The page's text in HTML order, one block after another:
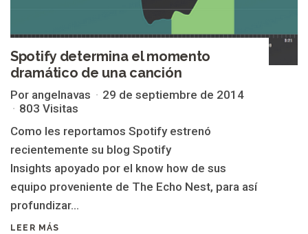
Spotify determina el momento
dramático de una canción
Por angelnavas
29 de septiembre de 2014
803 Visitas
Como les reportamos Spotify estrenó
recientemente su blog Spotify
Insights apoyado por el know how de sus
equipo proveniente de The Echo Nest, para así
profundizar...
LEER MÁS